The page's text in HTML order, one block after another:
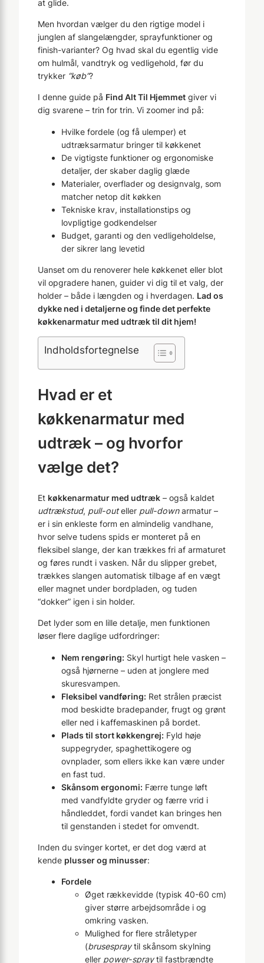
at glide.
Men hvordan vælger du den rigtige model i
junglen af slangelængder, sprayfunktioner og
finish-varianter? Og hvad skal du egentlig vide
om hulmål, vandtryk og vedligehold, før du
trykker “køb”?
I denne guide på Find Alt Til Hjemmet giver vi
dig svarene – trin for trin. Vi zoomer ind på:
Hvilke fordele (og få ulemper) et
udtræksarmatur bringer til køkkenet
De vigtigste funktioner og ergonomiske
detaljer, der skaber daglig glæde
Materialer, overflader og designvalg, som
matcher netop dit køkken
Tekniske krav, installationstips og
lovpligtige godkendelser
Budget, garanti og den vedligeholdelse,
der sikrer lang levetid
Uanset om du renoverer hele køkkenet eller blot
vil opgradere hanen, guider vi dig til et valg, der
holder – både i længden og i hverdagen. Lad os
dykke ned i detaljerne og finde det perfekte
køkkenarmatur med udtræk til dit hjem!
Indholdsfortegnelse
Hvad er et
køkkenarmatur med
udtræk – og hvorfor
vælge det?
Et køkkenarmatur med udtræk – også kaldet
udtrækstud, pull-outeller pull-downarmatur –
er i sin enkleste form en almindelig vandhane,
hvor selve tudens spids er monteret på en
fleksibel slange, der kan trækkes fri af armaturet
og føres rundt i vasken. Når du slipper grebet,
trækkes slangen automatisk tilbage af en vægt
eller magnet under bordpladen, og tuden
“dokker” igen i sin holder.
Det lyder som en lille detalje, men funktionen
løser flere daglige udfordringer:
Nem rengøring: Skyl hurtigt hele vasken –
også hjørnerne – uden at jonglere med
skuresvampen.
Fleksibel vandføring: Ret strålen præcist
mod beskidte bradepander, frugt og grønt
eller ned i kaffemaskinen på bordet.
Plads til stort køkkengrej: Fyld høje
suppegryder, spaghettikogere og
ovnplader, som ellers ikke kan være under
en fast tud.
Skånsom ergonomi: Færre tunge løft
med vandfyldte gryder og færre vrid i
håndleddet, fordi vandet kan bringes hen
til genstanden i stedet for omvendt.
Inden du svinger kortet, er det dog værd at
kende plusser og minusser:
Fordele
Øget rækkevidde (typisk 40-60 cm)
giver større arbejdsområde i og
omkring vasken.
Mulighed for flere stråletyper
(brusespraytil skånsom skylning
eller power-spraytil fastbrændte